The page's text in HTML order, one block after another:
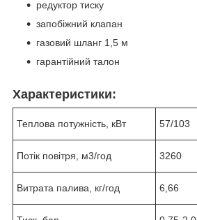
редуктор тиску
запобіжний клапан
газовий шланг 1,5 м
гарантійний талон
Характеристики:
Теплова потужність, кВт 57/103
Потік повітря, м3/год 3260
Витрата палива, кг/год 6,66